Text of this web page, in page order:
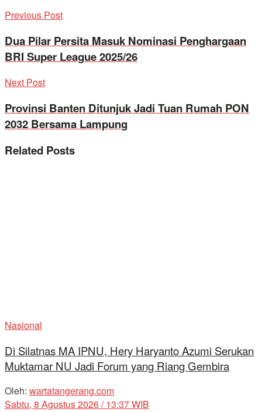
Previous Post
Dua Pilar Persita Masuk Nominasi Penghargaan
BRI Super League 2025/26
Next Post
Provinsi Banten Ditunjuk Jadi Tuan Rumah PON
2032 Bersama Lampung
Related Posts
Nasional
Di Silatnas MA IPNU, Hery Haryanto Azumi Serukan
Muktamar NU Jadi Forum yang Riang Gembira
Oleh: wartatangerang.com
Sabtu, 8 Agustus 2026 / 13:37 WIB